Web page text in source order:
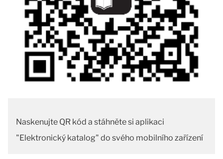
Naskenujte QR kód a stáhněte si aplikaci
"Elektronický katalog" do svého mobilního zařízení